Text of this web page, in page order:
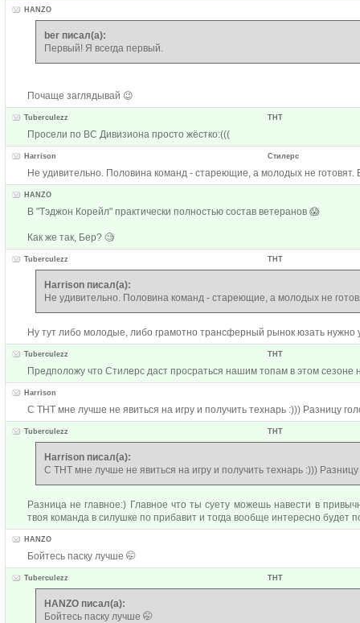
HANZO
ber писал(а):
Первый! Я всегда первый.
Почаще заглядывай 😉
Tuberculezz ТНТ
Просели по ВС Дивизиона просто жёстко:(((
Harrison Стилерс
Не удивительно. Половина команд - стареющие, а молодых не
HANZO
В "Тэджон Корейл" практически полностью состав ветеранов 😱
Как же так, Бер? 🧐
Tuberculezz ТНТ
Harrison писал(а):
Не удивительно. Половина команд - стареющие, а молодых не
Ну тут либо молодые, либо грамотно трансферный рынок юзать нужно
Tuberculezz ТНТ
Предположу что Стилерс даст просраться нашим топам в этом сезоне
Harrison
С ТНТ мне лучше не явиться на игру и получить технарь :))) Разницу
Tuberculezz ТНТ
Harrison писал(а):
С ТНТ мне лучше не явиться на игру и получить технарь :))) Разницу
Разница не главное:) Главное что ты суету можешь навести в
твоя команда в силушке по прибавит и тогда вообще интересно будет
HANZO
Бойтесь паску лучше 🤭
Tuberculezz ТНТ
HANZO писал(а):
Бойтесь паску лучше 🤭